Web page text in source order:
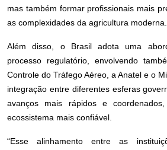
mas também formar profissionais mais
as complexidades da agricultura moderna.
Além disso, o Brasil adota uma
processo regulatório, envolvendo
Controle do Tráfego Aéreo, a Anatel e o
integração entre diferentes esferas
avanços mais rápidos e
ecossistema mais confiável.
“Esse alinhamento entre as